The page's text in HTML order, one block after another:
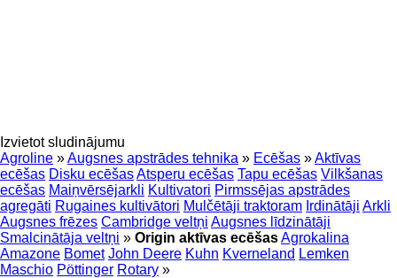
Izvietot sludinājumu
Agroline »Augsnes apstrādes tehnika » Ecēšas »Aktīvas
ecēšas Disku ecēšasAtsperu ecēšas Tapu ecēšas Vilkšanas
ecēšas Maiņvērsējarkli Kultivatori Pirmssējas apstrādes
agregāti Rugaines kultivātori Mulčētāji traktoram Irdinātāji Arkli
Augsnes frēzes Cambridge veltņi Augsnes līdzinātāji
Smalcinātāja veltņi » Origin aktīvas ecēšasAgrokalina
Amazone Bomet John Deere Kuhn Kverneland Lemken
Maschio Pöttinger Rotary »